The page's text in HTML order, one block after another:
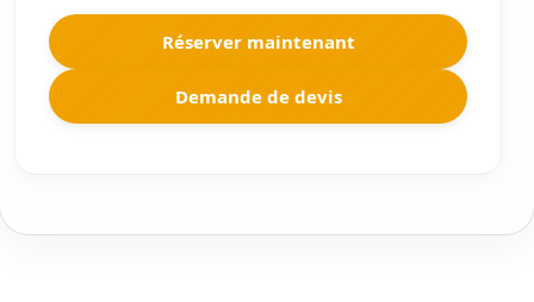
Réserver maintenant
Demande de devis